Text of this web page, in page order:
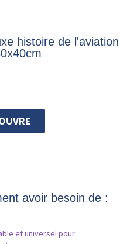
histoire de l'aviation
avoir besoin de :